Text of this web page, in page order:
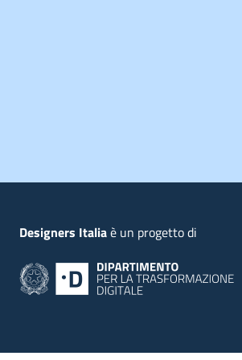
Designers Italiaè un progetto di